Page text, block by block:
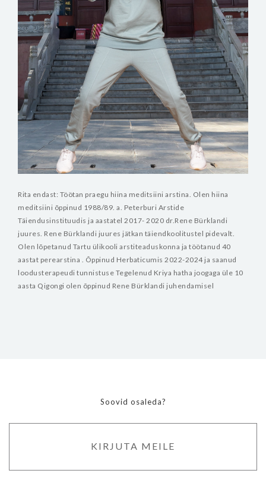
Rita endast: Töötan praegu hiina meditsiini arstina. Olen hiina
meditsiini õppinud 1988/89. a. Peterburi Arstide
Täiendusinstituudis ja aastatel 2017- 2020 dr.Rene Bürklandi
juures. Rene Bürklandi juures jätkan täiendkoolitustel pidevalt.
Olen lõpetanud Tartu ülikooli arstiteaduskonna ja töötanud 40
aastat perearstina . Õppinud Herbaticumis 2022-2024 ja saanud
loodusterapeudi tunnistuse Tegelenud Kriya hatha joogaga üle 10
aasta Qigongi olen õppinud Rene Bürklandi juhendamisel
Soovid osaleda?
KIRJUTA MEILE